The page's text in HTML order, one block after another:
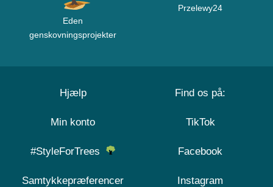
Eden
genskovningsprojekter
Przelewy24
Hjælp
Min konto
#StyleForTrees
Samtykkepræferencer
Find os på:
TikTok
Facebook
Instagram